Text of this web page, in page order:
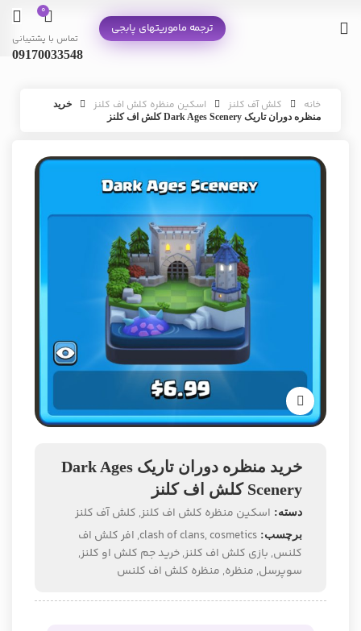
ترجمه ماموریتهای پابجی
0
تماس با پشتیبانی
09170033548
خانه کلش آف کلنز اسکین منظره کلش اف کلنز
خرید
منظره دوران تاریک Dark Ages Scenery کلش اف کلنز
خرید منظره دوران تاریک Dark Ages
Scenery کلش اف کلنز
دسته: اسکین منظره کلش اف کلنز, کلش آف کلنز
برچسب: clash of clans, cosmetics
, افر کلش اف
کلنس, بازی کلش اف کلنز,خرید جم کلش او کلنز,
سوپرسل, منظره, منظره کلش اف کلنس